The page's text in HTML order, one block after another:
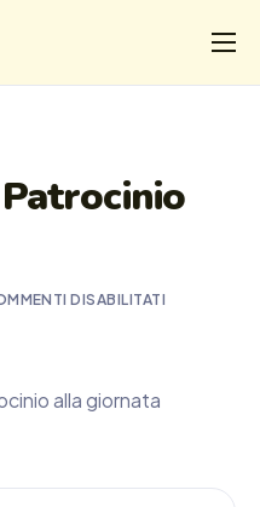
DISABILITATI
alla giornata